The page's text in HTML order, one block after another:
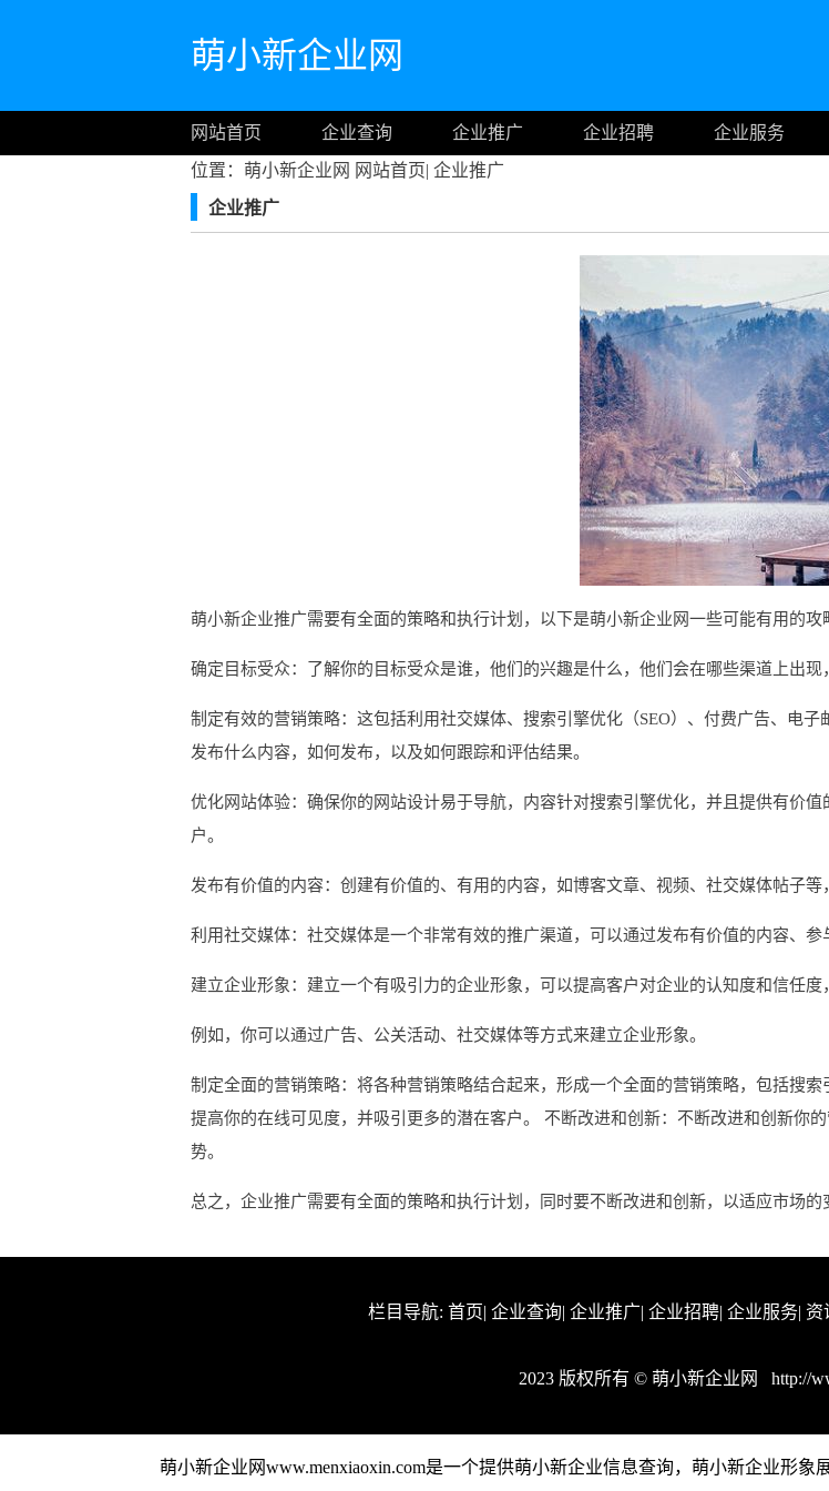
萌小新企业网
网站首页 企业查询 企业推广 企业招聘 企业服务
位置：萌小新企业网 网站首页| 企业推广
企业推广
萌小新企业推广需要有全面的策略和执行计划，以下是萌小新企业网一些可能有用的攻
确定目标受众：了解你的目标受众是谁，他们的兴趣是什么，他们会在哪些渠道上出现
制定有效的营销策略：这包括利用社交媒体、搜索引擎优化（SEO）、付费广告、电
发布什么内容，如何发布，以及如何跟踪和评估结果。
优化网站体验：确保你的网站设计易于导航，内容针对搜索引擎优化，并且提供有价
户。
发布有价值的内容：创建有价值的、有用的内容，如博客文章、视频、社交媒体帖子等
利用社交媒体：社交媒体是一个非常有效的推广渠道，可以通过发布有价值的内容、参
建立企业形象：建立一个有吸引力的企业形象，可以提高客户对企业的认知度和信任度
例如，你可以通过广告、公关活动、社交媒体等方式来建立企业形象。
制定全面的营销策略：将各种营销策略结合起来，形成一个全面的营销策略，包括搜
提高你的在线可见度，并吸引更多的潜在客户。 不断改进和创新：不断改进和创新你
势。
总之，企业推广需要有全面的策略和执行计划，同时要不断改进和创新，以适应市场的
栏目导航: 首页| 企业查询| 企业推广| 企业招聘| 企业服务| 资
2023 版权所有 © 萌小新企业网 http://
萌小新企业网www.menxiaoxin.com是一个提供萌小新企业信息查询，萌小新企业形